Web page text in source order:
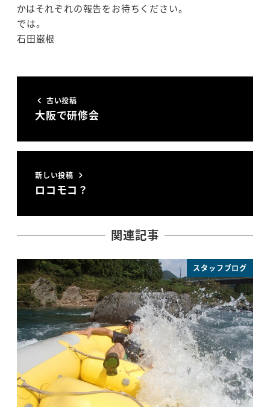
かはそれぞれの報告をお待ちください。
では。
石田巌根
古い投稿
大阪で研修会
新しい投稿
ロコモコ？
関連記事
スタッフブログ